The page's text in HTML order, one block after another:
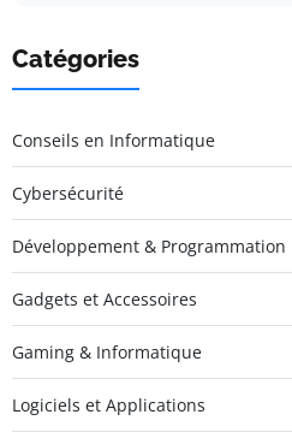
Catégories
Conseils en Informatique
Cybersécurité
Développement & Programmation
Gadgets et Accessoires
Gaming & Informatique
Logiciels et Applications